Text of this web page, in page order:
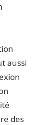
aussi
des